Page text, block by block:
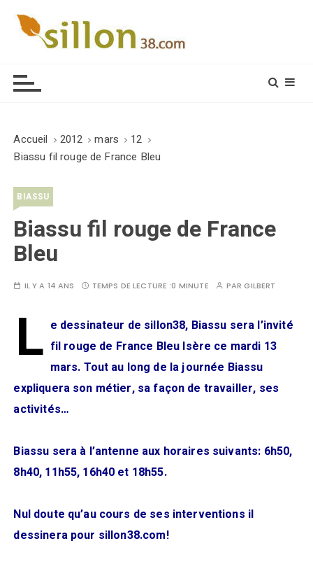
Accueil 2012 mars
12
Biassu fil rouge de France Bleu
BIASSU
Biassu fil rouge de France
Bleu
IL Y A 14 ANS TEMPS DE LECTURE :0 MINUTE PARGILBERT
L e dessinateur de sillon38, Biassu sera l’invité
fil rouge de France Bleu Isère ce mardi 13
mars. Tout au long de la journée Biassu
expliquera son métier, sa façon de travailler, ses
activités…
Biassu sera à l’antenne aux horaires suivants: 6h50,
8h40, 11h55, 16h40 et 18h55.
Nul doute qu’au cours de ses interventions il
dessinera pour sillon38.com!